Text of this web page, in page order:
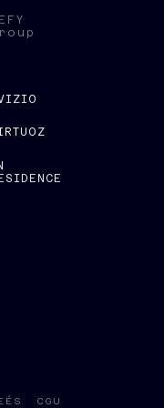
CGU